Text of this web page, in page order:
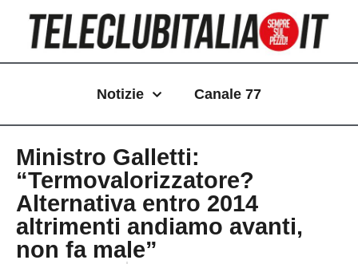
contenuto
Notizie Canale 77
Ministro Galletti:
“Termovalorizzatore?
Alternativa entro 2014
altrimenti andiamo avanti,
non fa male”